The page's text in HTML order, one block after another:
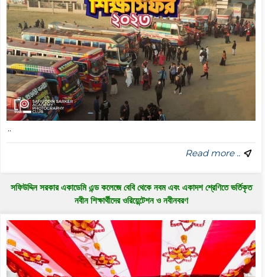
..
Read more ..
সফিউদ্দিন সরকার একাডেমি এন্ড কলেজে বেবি থেকে নবম এবং একাদশ শ্রেণিতে ভর্তিকৃত
নবীন শিক্ষার্থীদের ওরিয়েন্টেশন ও নবীনবরণ